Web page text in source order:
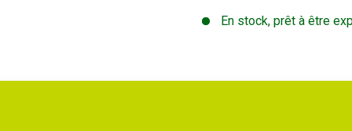
En stock, prêt à être